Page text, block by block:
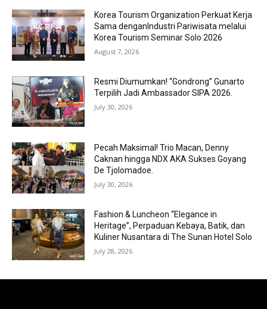
Korea Tourism Organization Perkuat Kerja
Sama denganIndustri Pariwisata melalui
Korea Tourism Seminar Solo 2026
August 7, 2026
Resmi Diumumkan! “Gondrong” Gunarto
Terpilih Jadi Ambassador SIPA 2026.
July 30, 2026
Pecah Maksimal! Trio Macan, Denny
Caknan hingga NDX AKA Sukses Goyang
De Tjolomadoe.
July 30, 2026
Fashion & Luncheon “Elegance in
Heritage”, Perpaduan Kebaya, Batik, dan
Kuliner Nusantara di The Sunan Hotel Solo
July 28, 2026